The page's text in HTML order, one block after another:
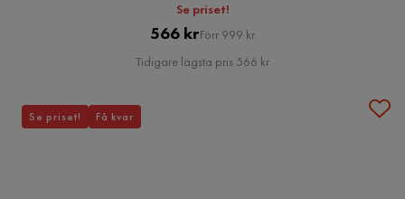
Se priset!
Pris
566 krOriginal
Pris
Förr 999 kr
Tidigare lägsta pris 566 kr
Se priset! Få kvar